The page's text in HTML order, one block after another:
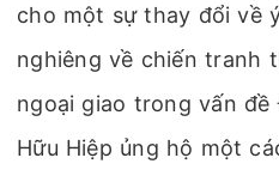
cho một sự thay đổi về
nghiêng về chiến tranh
ngoại giao trong vấn
Hữu Hiệp ủng hộ một